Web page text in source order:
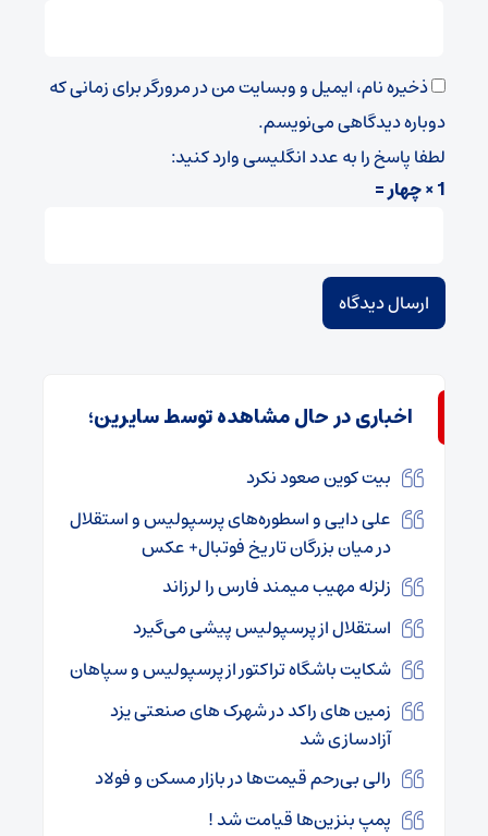
ذخیره نام، ایمیل و وبسایت من در مرورگر برای زمانی که
دوباره دیدگاهی می‌نویسم.
لطفا پاسخ را به عدد انگلیسی وارد کنید:
1 × چهار =
اخباری در حال مشاهده توسط سایرین؛
بیت کوین صعود نکرد
علی دایی و اسطوره‌های پرسپولیس و استقلال
در میان بزرگان تاریخ فوتبال+ عکس
زلزله مهیب میمند فارس را لرزاند
استقلال از پرسپولیس پیشی می‌گیرد
شکایت باشگاه تراکتور از پرسپولیس و سپاهان
زمین های راکد در شهرک های صنعتی یزد
آزادسازی شد
رالی بی‌رحم قیمت‌ها در بازار مسکن و فولاد
پمپ بنزین‌ها قیامت شد !